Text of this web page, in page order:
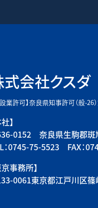
会社クスダ
設業許可】奈良県知事許可（般-26
】
0152 奈良県生駒郡斑
：0745-75-5523 FAX：
京事務所】
0061東京都江戸川区